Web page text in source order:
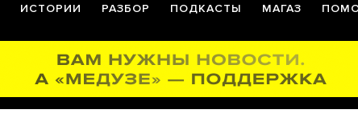
ИСТОРИИ РАЗБОР ПОДКАСТЫ МАГАЗ